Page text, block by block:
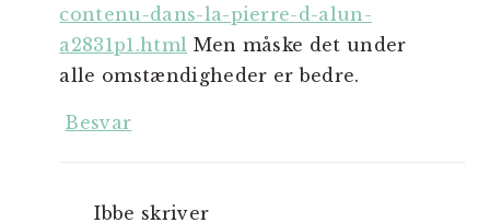
contenu-dans-la-pierre-d-alun-
a2831p1.html Men måske det under
alle omstændigheder er bedre.
Besvar
Ibbe skriver